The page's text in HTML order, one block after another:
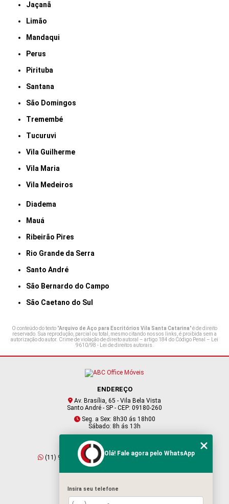
Jaçanã
Limão
Mandaqui
Perus
Pirituba
Santana
São Domingos
Tremembé
Tucuruvi
Vila Guilherme
Vila Maria
Vila Medeiros
Diadema
Mauá
Ribeirão Pires
Rio Grande da Serra
Santo André
São Bernardo do Campo
São Caetano do Sul
O conteúdo do texto "Arquivo de Aço para Escritórios Vila Santa Catarina" é de direito
reservado. Sua reprodução, parcial ou total, mesmo citando nossos links, é proibida sem a
autorização do autor. Crime de violação de direito autoral – artigo 184 do Código Penal – Lei
9610/98 - Lei de direitos autorais.
ENDEREÇO
Av. Brasília, 65 - Vila Bela Vista
Santo André - SP - CEP: 09180-260
Seg. a Sex: 8h30 ás 18h00
Sábado: 8h ás 13h
CONTATO
(11) 95409-2229
(11) 4901-6045
vendas@abcofficemoveis.com.br
Olá! Fale agora pelo WhatsApp
Insira seu telefone